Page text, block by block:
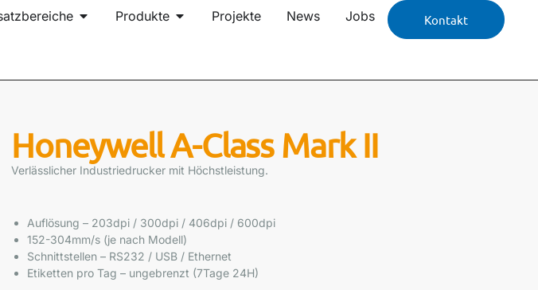
Produkte Projekte News Jobs Kontakt
Honeywell A-Class Mark II
Verlässlicher Industriedrucker mit Höchstleistung.
Auflösung – 203dpi / 300dpi / 406dpi / 600dpi
152-304mm/s (je nach Modell)
Schnittstellen – RS232 / USB / Ethernet
Etiketten pro Tag – ungebrenzt (7Tage 24H)